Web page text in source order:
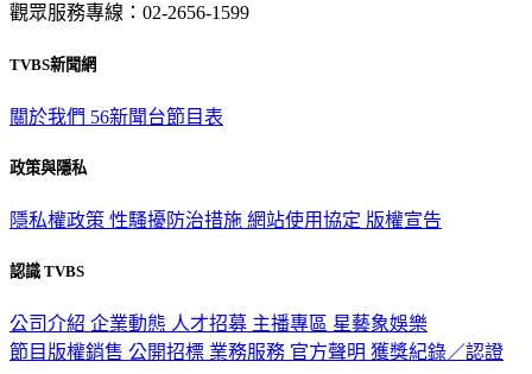
觀眾服務專線：02-2656-1599
TVBS新聞網
關於我們 56新聞台節目表
政策與隱私
隱私權政策 性騷擾防治措施 網站使用協定 版權宣告
認識 TVBS
公司介紹 企業動態 人才招募 主播專區 星藝象娛樂
節目版權銷售 公開招標 業務服務 官方聲明 獲獎紀錄／認證